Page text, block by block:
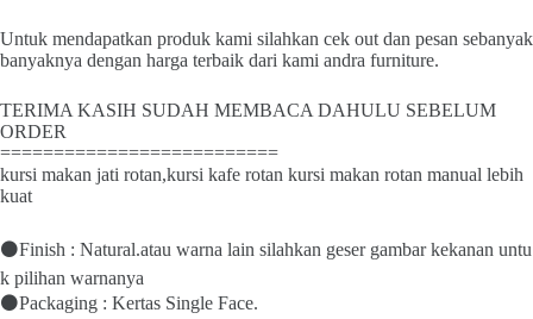
Untuk mendapatkan produk kami silahkan cek out dan pesan sebanyak
banyaknya dengan harga terbaik dari kami andra furniture.
TERIMA KASIH SUDAH MEMBACA DAHULU SEBELUM
ORDER
==========================
kursi makan jati rotan,kursi kafe rotan kursi makan rotan manual lebih
kuat
⚫Finish : Natural.atau warna lain silahkan geser gambar kekanan untu
k pilihan warnanya
⚫Packaging : Kertas Single Face.